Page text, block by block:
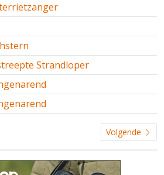
Strandloper
Volgende